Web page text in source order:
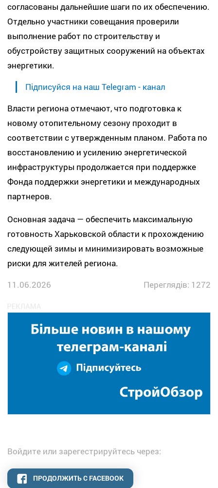
согласованы дальнейшие шаги по их обеспечению.
Отдельно участники совещания проверили
выполнение работ по строительству и
обустройству защитных сооружений на объектах
энергетики.
Підписуйся на наш Telegram - канал
Власти региона отмечают, что подготовка к
новому отопительному сезону проходит в
соответствии с утвержденным планом. Работа по
восстановлению и усилению энергетической
инфраструктуры продолжается при поддержке
Фонда поддержки энергетики и международных
партнеров.
Основная задача — обеспечить максимальную
готовность Харьковской области к прохождению
следующей зимы и минимизировать возможные
риски для жителей региона.
11.06.2026
Переглядів: 1272
Войдите или зарегестрируйтесь через:
ПРОДОЛЖИТЬ С FACEBOOK